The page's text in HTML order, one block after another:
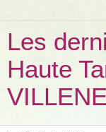
Les
Haute